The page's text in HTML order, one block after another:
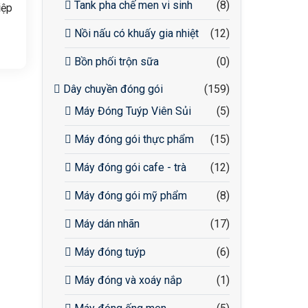
Tank pha chế men vi sinh (8)
Nồi nấu có khuấy gia nhiệt (12)
Bồn phối trộn sữa (0)
Dây chuyền đóng gói
(159)
Máy Đóng Tuýp Viên Sủi
(5)
Máy đóng gói thực phẩm (15)
Máy đóng gói cafe - trà (12)
Máy đóng gói mỹ phẩm (8)
Máy dán nhãn (17)
Máy đóng tuýp (6)
Máy đóng và xoáy nắp (1)